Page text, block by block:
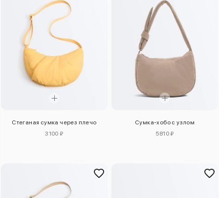
Стеганая сумка через плечо
3100 ₽
Сумка-хобо с узлом
5810 ₽